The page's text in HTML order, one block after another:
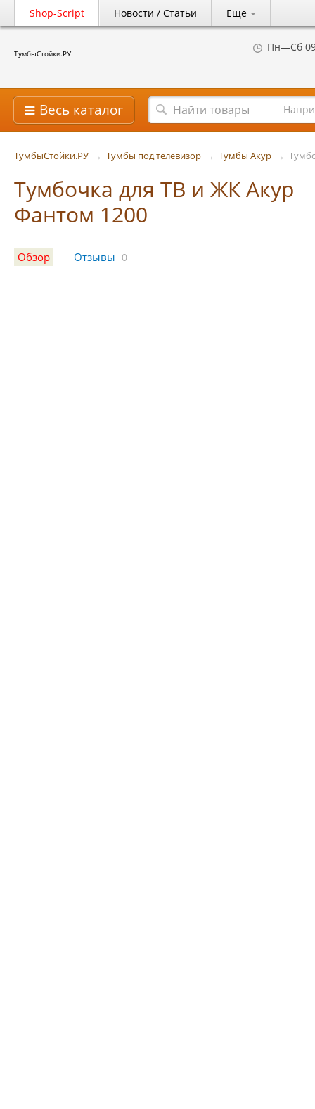
Shop-Script Новости / Статьи Еще
ТумбыСтойки.РУ Пн—Сб
Весь каталог
ТумбыСтойки.РУ → Тумбы под телевизор → Тумбы Акур →
Тумбочка для ТВ и ЖК Акур
Фантом 1200
Обзор Отзывы 0